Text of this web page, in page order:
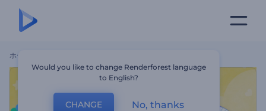
ホーム
Would you like to change Renderforest language
to English?
CHANGE No, thanks